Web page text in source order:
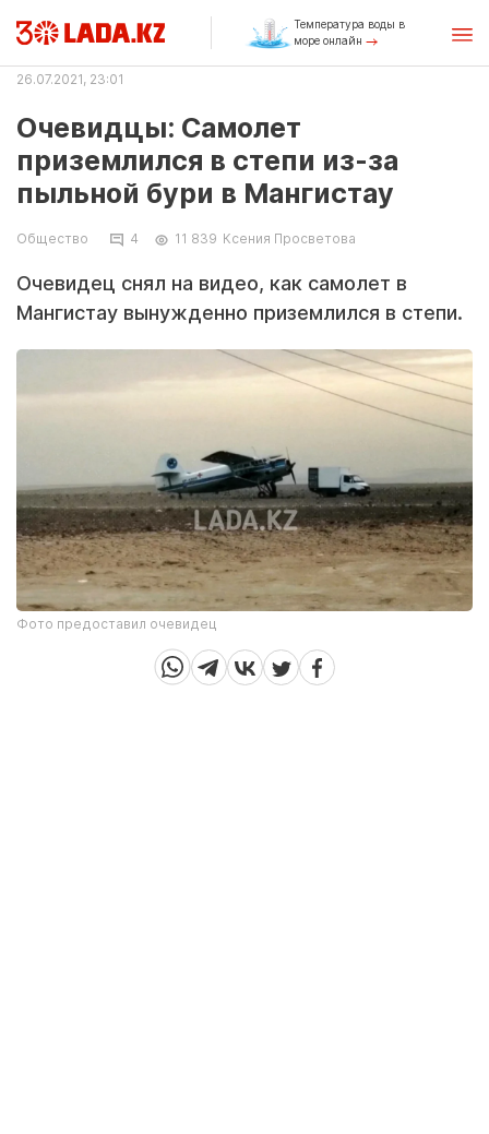
Температура воды в
море онлайн
26.07.2021, 23:01
Очевидцы: Самолет
приземлился в степи из-за
пыльной бури в Мангистау
Общество 4 11 839 Ксения Просветова
Очевидец снял на видео, как самолет в
Мангистау вынужденно приземлился в степи.
Фото предоставил очевидец